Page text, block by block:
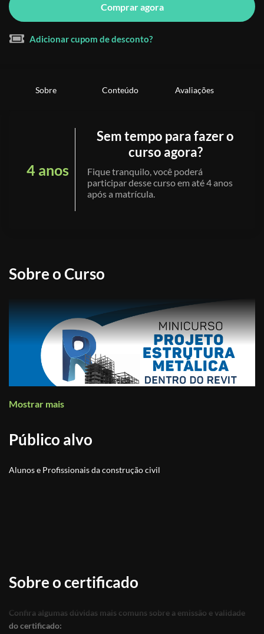
Comprar agora
Adicionar cupom de desconto?
Sobre Conteúdo Avaliações
4 anos
Sem tempo para fazer o
curso agora?
Fique tranquilo, você poderá
participar desse curso em até 4 anos
após a matrícula.
Sobre o Curso
Mostrar mais
Público alvo
Alunos e Profissionais da construção civil
Sobre o certificado
Confira algumas dúvidas mais comuns sobre a emissão e validade
do certificado: